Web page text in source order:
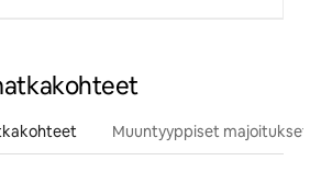
Muuntyyppiset majoitukset